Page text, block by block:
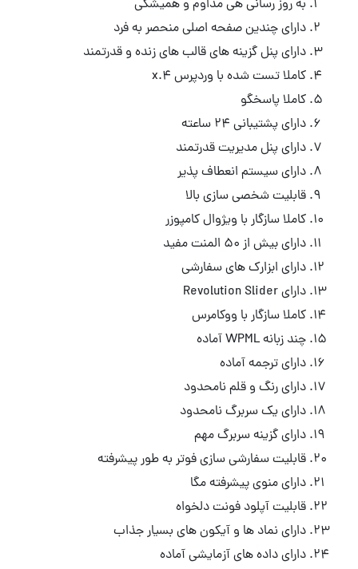
به روز رسانی هی مداوم و همیشگی
دارای چندین صفحه اصلی منحصر به فرد
دارای پنل گزینه های قالب های زنده و قدرتمند
کاملا تست شده با وردپرس 4.x
کاملا پاسخگو
دارای پشتیبانی ۲۴ ساعته
دارای پنل مدیریت قدرتمند
دارای سیستم انعطاف پذیر
قابلیت شخصی سازی بالا
کاملا سازگار با ویژوال کامپوزر
دارای بیش از ۵۰ المنت مفید
دارای ابزارک های سفارشی
دارای Revolution Slider
کاملا سازگار با ووکامرس
چند زبانه WPML آماده
دارای ترجمه آماده
دارای رنگ و قلم نامحدود
دارای یک سربرگ نامحدود
دارای گزینه سربرگ مهم
قابلیت سفارشی سازی فوتر به طور پیشرفته
دارای منوی پیشرفته مگا
قابلیت آپلود فونت دلخواه
دارای نماد ها و آیکون های بسیار جذاب
دارای داده های آزمایشی آماده